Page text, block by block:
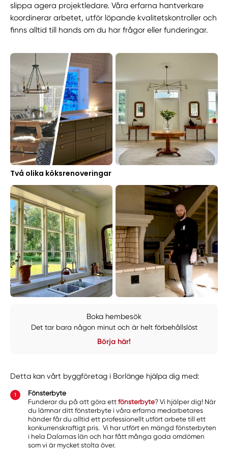
slippa agera projektledare. Våra erfarna hantverkare
koordinerar arbetet, utför löpande kvalitetskontroller och
finns alltid till hands om du har frågor eller funderingar.
Två olika köksrenoveringar
Boka hembesök
Det tar bara någon minut och är helt förbehållslöst
Börja här!
Detta kan vårt byggföretag i Borlänge hjälpa dig med:
Fönsterbyte
Funderar du på att göra ettfönsterbyte? Vi hjälper dig! När
du lämnar ditt fönsterbyte i våra erfarna medarbetares
händer får du alltid ett professionellt utfört arbete till ett
konkurrenskraftigt pris. Vi har utfört en mängd fönsterbyten
i hela Dalarnas län och har fått många goda omdömen
som vi är mycket stolta över.